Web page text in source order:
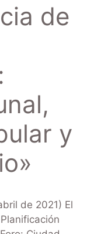
de
y
de 2021) El